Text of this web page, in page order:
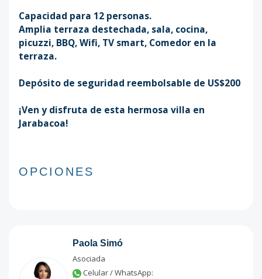
Capacidad para 12 personas.
Amplia terraza destechada, sala, cocina,
picuzzi, BBQ, Wifi, TV smart, Comedor en la
terraza.
Depósito de seguridad reembolsable de US$200
¡Ven y disfruta de esta hermosa villa en
Jarabacoa!
OPCIONES
Paola Simó
Asociada
Celular / WhatsApp: